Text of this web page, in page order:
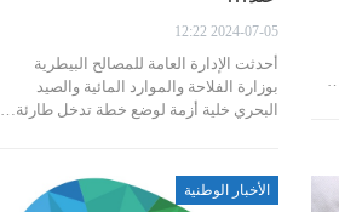
2024-07-05 12:22
أحدثت الإدارة العامة للمصالح البيطرية
بوزارة الفلاحة والموارد المائية والصيد
البحري خلية أزمة لوضع خطة تدخل طارئة…
الأخبار الوطنية